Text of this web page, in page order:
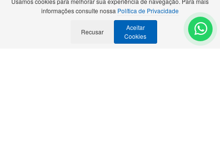
Política de Privacidade
Termos de Uso Site Seguro
Selos e Certificações- Veja todas as Parcerias Premiadas
informações consulte nossa Política de Privacidade
Recusar
Aceitar
Cookies